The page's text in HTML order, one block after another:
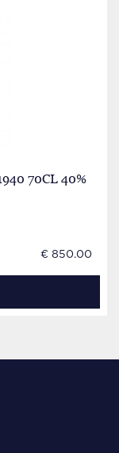
70CL 40%
€ 850.00